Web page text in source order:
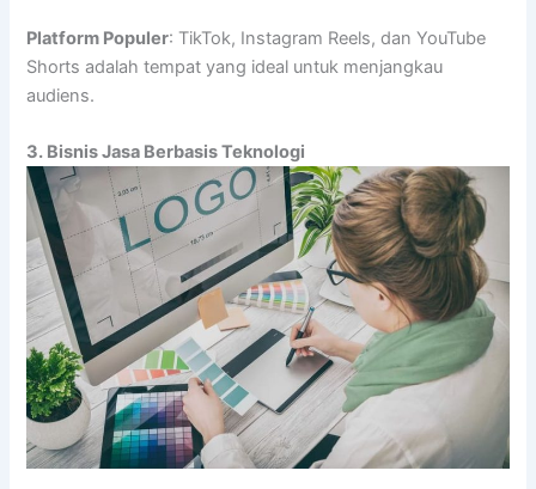
Platform Populer: TikTok, Instagram Reels, dan YouTube
Shorts adalah tempat yang ideal untuk menjangkau
audiens.
3. Bisnis Jasa Berbasis Teknologi